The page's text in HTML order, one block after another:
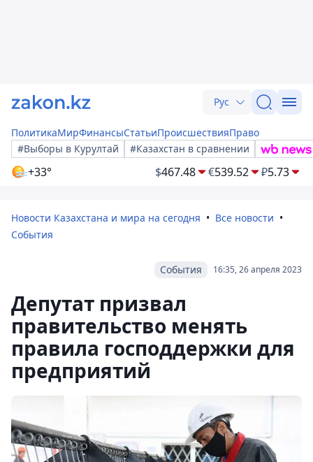
Рус
ПолитикаМирФинансыСтатьиПроисшествияПраво
#Выборы в Курултай
#Казахстан в сравнении
+33° $467.48 €539.52 ₽5.73
Новости Казахстана и мира на сегодня
Все новости
События
16:35, 26 апреля 2023
События
Депутат призвал
правительство менять
правила господдержки для
предприятий